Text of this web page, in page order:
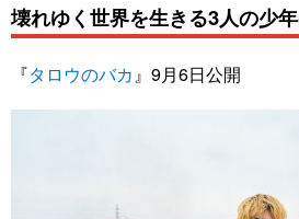
壊れゆく世界を生きる3人の少
『タロウのバカ』9月6日公開